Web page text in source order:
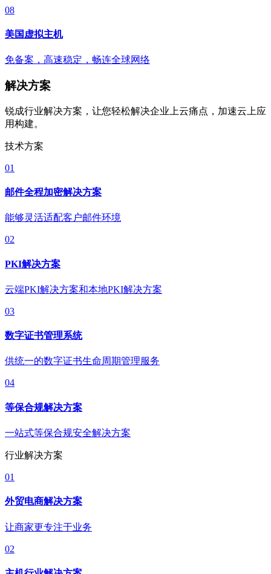
08
美国虚拟主机
免备案，高速稳定，畅连全球网络
解决方案
锐成行业解决方案，让您轻松解决企业上云痛点，加速云上应
用构建。
技术方案
01
邮件全程加密解决方案
能够灵活适配客户邮件环境
02
PKI解决方案
云端PKI解决方案和本地PKI解决方案
03
数字证书管理系统
供统一的数字证书生命周期管理服务
04
等保合规解决方案
一站式等保合规安全解决方案
行业解决方案
01
外贸电商解决方案
让商家更专注于业务
02